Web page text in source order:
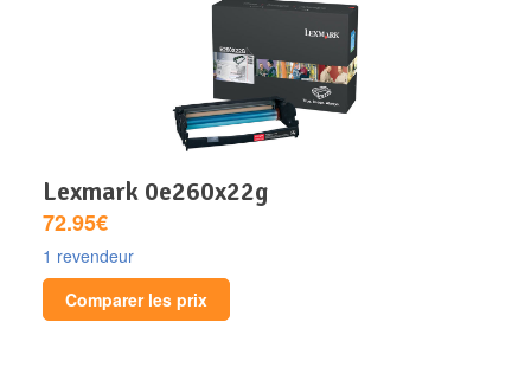
lexmark 0e260x22g
72.95€
1 revendeur
Comparer les prix